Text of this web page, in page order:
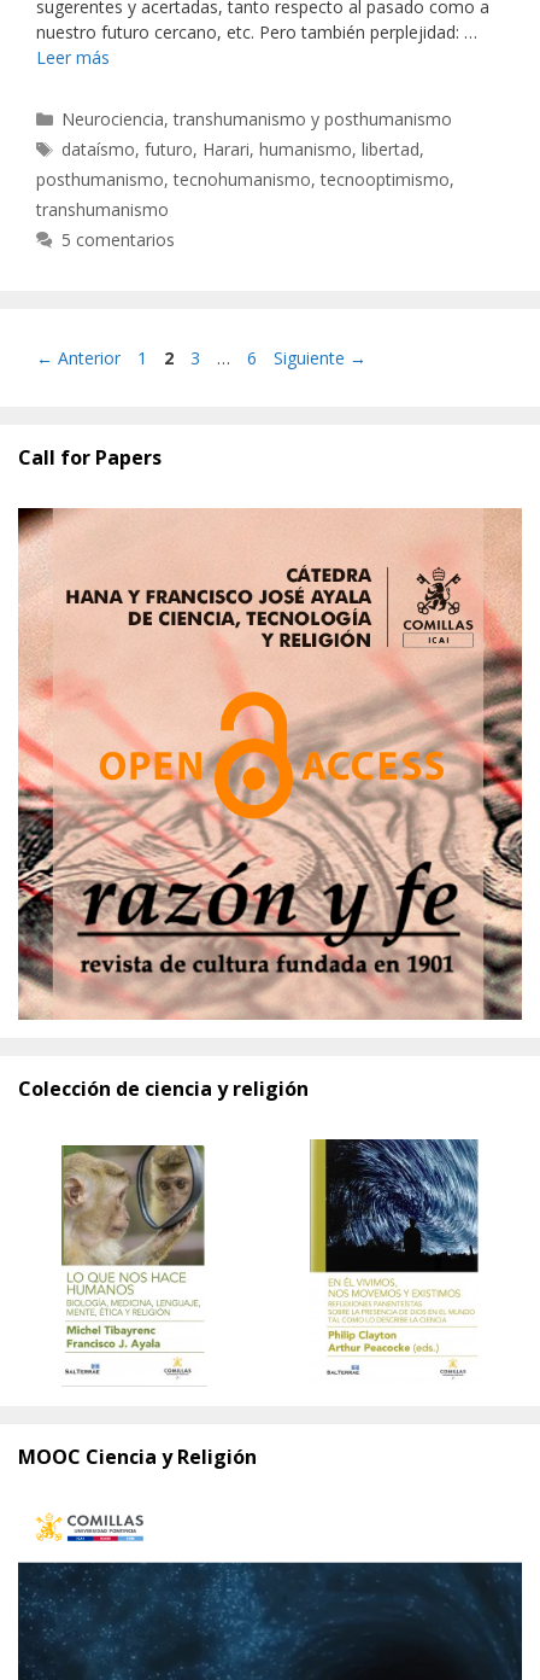
sugerentes y acertadas, tanto respecto al pasado como a
nuestro futuro cercano, etc. Pero también perplejidad: …
Leer más
Categorías
Neurociencia, transhumanismo y posthumanismo
Etiquetas
dataísmo,futuro, Harari,humanismo,libertad,
posthumanismo,tecnohumanismo,tecnooptimismo,
transhumanismo
5 comentarios
← Anterior Página
1 Página
2 Página
3 … Página
6 Siguiente →
Call for Papers
Colección de ciencia y religión
MOOC Ciencia y Religión